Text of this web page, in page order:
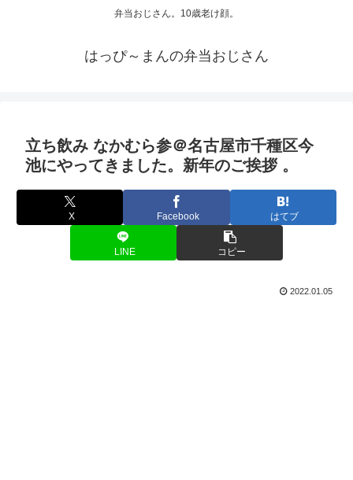
弁当おじさん。10歳老け顔。
はっぴ～まんの弁当おじさん
立ち飲み なかむら参＠名古屋市千種区今
池にやってきました。新年のご挨拶 。
X Facebook はてブ
LINE コピー
2022.01.05